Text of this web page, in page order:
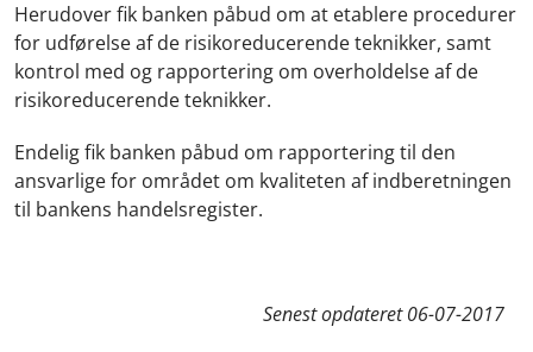
Herudover fik banken påbud om at etablere procedurer
for udførelse af de risikoreducerende teknikker, samt
kontrol med og rapportering om overholdelse af de
risikoreducerende teknikker.
Endelig fik banken påbud om rapportering til den
ansvarlige for området om kvaliteten af indberetningen
til bankens handelsregister.
Senest opdateret06-07-2017